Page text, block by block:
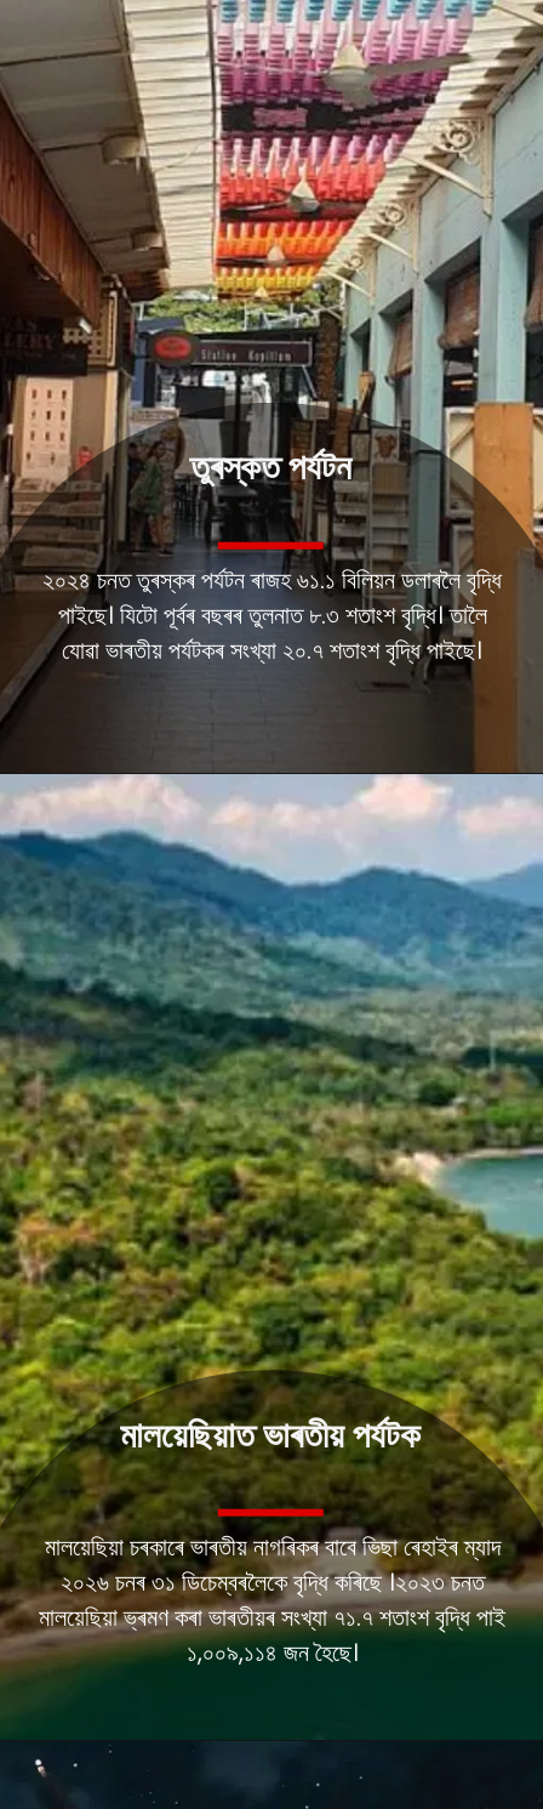
২০২৪ চনত তুৰস্কৰ পৰ্যটন ৰাজহ ৬১.১ বিলিয়ন ডলাৰলৈ বৃদ্ধি
পাইছে। যিটো পূৰ্বৰ বছৰৰ তুলনাত ৮.৩ শতাংশ বৃদ্ধি। তালৈ
যোৱা ভাৰতীয় পৰ্যটকৰ সংখ্যা ২০.৭ শতাংশ বৃদ্ধি পাইছে।
তুৰস্কত পৰ্যটন
মালয়েছিয়া চৰকাৰে ভাৰতীয় নাগৰিকৰ বাবে ভিছা ৰেহাইৰ ম্যাদ
২০২৬ চনৰ ৩১ ডিচেম্বৰলৈকে বৃদ্ধি কৰিছে ।২০২৩ চনত
মালয়েছিয়া ভ্ৰমণ কৰা ভাৰতীয়ৰ সংখ্যা ৭১.৭ শতাংশ বৃদ্ধি পাই
১,০০৯,১১৪ জন হৈছে।
মালয়েছিয়াত ভাৰতীয় পৰ্যটক